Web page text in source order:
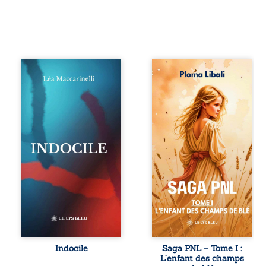
Quatre parties.
Quatre refus.
Quatre visages
d’une existence en
friction. Entre les
silences qu’on ne
déchiffre pas, les
amours qu’on
dérange, les corps
qu’on administre
et les liens qu’on
sabote, cet
ouvrage parle à
vivent trop fort,
trop vrai, trop tôt.
traversée. Une
langue nue. Une
Indocile
Autrefois, les
champs d’Atlantis
vibraient sous le
vent et les enfants
couraient dans les
blés. Puis la
couronne plia le
genou, livrant son
peuple à l’ombre
d’Ivorny. À Atove,
Luwel aurait pu
disparaître dans
les ruines de son
destin ; pourtant,
sous les pierres
d’un temple
oublié, des
rebelles lui
tendirent la main.
Parmi eux, Atos,
Saga PNL – Tome I :
L’enfant des champs